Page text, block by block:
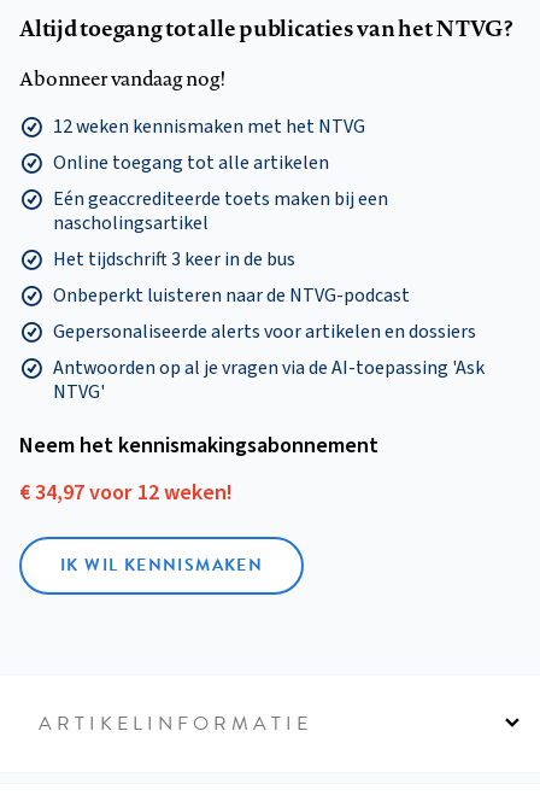
Altijd toegang tot alle publicaties van het NTVG?
Abonneer vandaag nog!
12 weken kennismaken met het NTVG
Online toegang tot alle artikelen
Eén geaccrediteerde toets maken bij een
nascholingsartikel
Het tijdschrift 3 keer in de bus
Onbeperkt luisteren naar de NTVG-podcast
Gepersonaliseerde alerts voor artikelen en dossiers
Antwoorden op al je vragen via de AI-toepassing 'Ask
NTVG'
Neem het kennismakings­abonnement
€ 34,97 voor 12 weken!
IK WIL KENNISMAKEN
ARTIKELINFORMATIE